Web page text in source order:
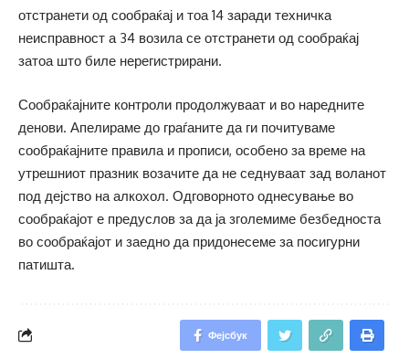
отстранети од сообраќај и тоа 14 заради техничка
неисправност а 34 возила се отстранети од сообраќај
затоа што биле нерегистрирани.
Сообраќајните контроли продолжуваат и во наредните
денови. Апелираме до граѓаните да ги почитуваме
сообраќајните правила и прописи, особено за време на
утрешниот празник возачите да не седнуваат зад воланот
под дејство на алкохол. Одговорното однесување во
сообраќајот е предуслов за да ја зголемиме безбедноста
во сообраќајот и заедно да придонесеме за посигурни
патишта.
Фејсбук